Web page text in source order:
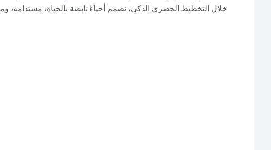
خلال التخطيط الحضري الذكي، نصمم أحياءً نابضة بالحياة، مستدامة،